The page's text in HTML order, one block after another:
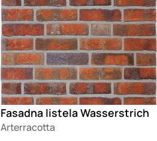
Fasadna listela Wasserstrich
Arterracotta